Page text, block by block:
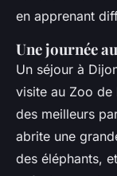
en apprenant
Une journée
Un séjour à
visite au Zoo de
des meilleurs
abrite une
des éléphants,